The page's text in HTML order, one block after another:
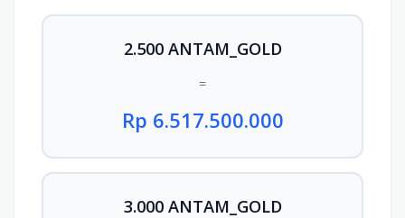
2.500 ANTAM_GOLD
=
Rp 6.517.500.000
3.000 ANTAM_GOLD